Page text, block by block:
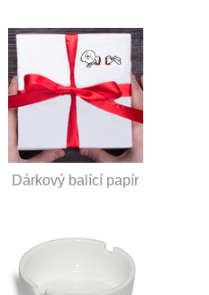
Dárkový balící papír